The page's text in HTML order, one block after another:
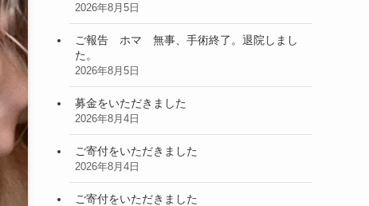
2026年8月5日
ご報告 ホマ 無事、手術終了。退院しまし
た。
2026年8月5日
募金をいただきました
2026年8月4日
ご寄付をいただきました
2026年8月4日
ご寄付をいただきました